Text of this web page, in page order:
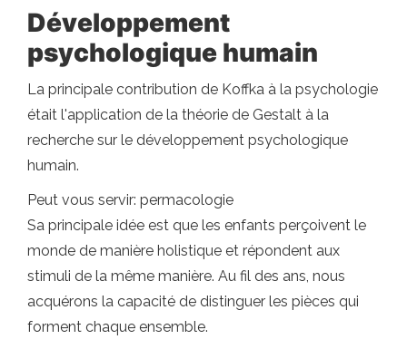
Développement
psychologique humain
La principale contribution de Koffka à la psychologie
était l'application de la théorie de Gestalt à la
recherche sur le développement psychologique
humain.
Peut vous servir: permacologie
Sa principale idée est que les enfants perçoivent le
monde de manière holistique et répondent aux
stimuli de la même manière. Au fil des ans, nous
acquérons la capacité de distinguer les pièces qui
forment chaque ensemble.